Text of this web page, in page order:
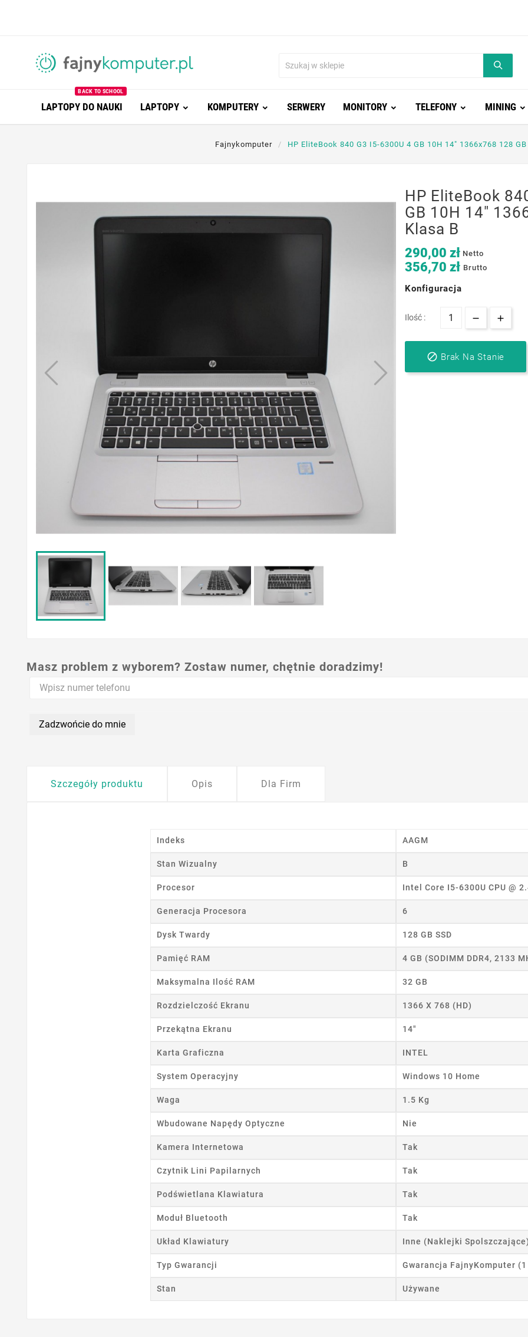
LAPTOPY DO NAUKI
BACK TO SCHOOL
LAPTOPY KOMPUTERY SERWERY MONITORY TELEFONY MINING
Fajnykomputer HP EliteBook 840 G3 I5-6300U 4 GB 10H 14" 1366x768 128
HP EliteBook
GB 10H 14"
Klasa B
290,00 zł Netto
356,70 zł Brutto
Konfiguracja
Ilość :
 Brak Na Stanie
Masz problem z wyborem? Zostaw numer, chętnie doradzimy!
Zadzwońcie do mnie
Szczegóły produktu Opis Dla Firm
Indeks AAGM
Stan Wizualny B
Procesor Intel Core I5-6300U CPU @
Generacja Procesora 6
Dysk Twardy 128 GB SSD
Pamięć RAM 4 GB (SODIMM DDR4, 2133
Maksymalna Ilość RAM 32 GB
Rozdzielczość Ekranu 1366 X 768 (HD)
Przekątna Ekranu 14"
Karta Graficzna INTEL
System Operacyjny Windows 10 Home
Waga 1.5 Kg
Wbudowane Napędy Optyczne Nie
Kamera Internetowa Tak
Czytnik Lini Papilarnych Tak
Podświetlana Klawiatura Tak
Moduł Bluetooth Tak
Układ Klawiatury Inne (Naklejki
Typ Gwarancji Gwarancja FajnyKomputer (1
Stan Używane
Nazwa listy życzeń
Anuluj Utwórz listę życzeń